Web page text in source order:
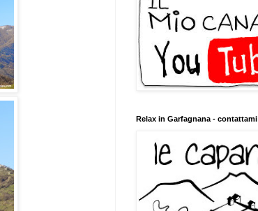
Relax in Garfagnana - contattami